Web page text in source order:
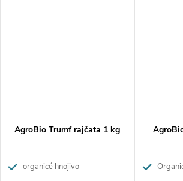
AgroBio Trumf rajčata 1 kg
organicé hnojivo